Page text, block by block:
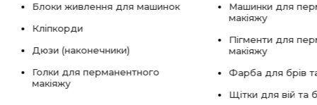
Блоки живлення для машинок
Кліпкорди
Дюзи (наконечники)
Голки для перманентного
макіяжу
Машинки для
макіяжу
Пігменти для
макіяжу
Фарба для брів
Щітки для вій та